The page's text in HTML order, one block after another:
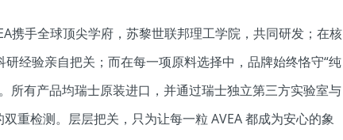
携手全球顶尖学府，苏黎世联邦理工学院，共同研发；在核
经验亲自把关；而在每一项原料选择中，品牌始终恪守“纯
所有产品均瑞士原装进口，并通过瑞士独立第三方实验室与
重检测。层层把关，只为让每一粒 AVEA 都成为安心的象